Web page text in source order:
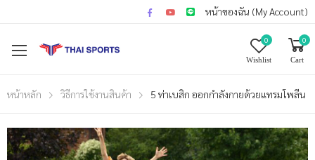
หน้าของฉัน (My Account)
0
Wishlist
0
Cart
หน้าหลัก วิธีการใช้งานสินค้า 5 ท่าเบสิก ออกกำลังกายด้วยแทรมโพลีน